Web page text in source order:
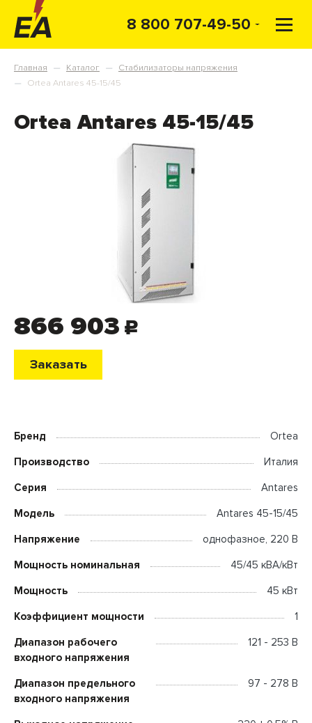
8 800 707-49-50
Главная — Каталог — Стабилизаторы напряжения
— Ortea Antares 45-15/45
Ortea Antares 45-15/45
866 903 c
Заказать
Бренд Ortea
Производство Италия
Серия Antares
Модель Antares 45-15/45
Напряжение однофазное, 220 В
Мощность номинальная 45/45 кВА/кВт
Мощность 45 кВт
Коэффициент мощности 1
Диапазон рабочего
входного напряжения
121 - 253 В
Диапазон предельного
входного напряжения
97 - 278 В